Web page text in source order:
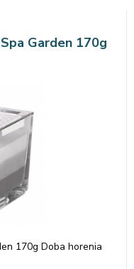
Garden 170g
170g Doba horenia